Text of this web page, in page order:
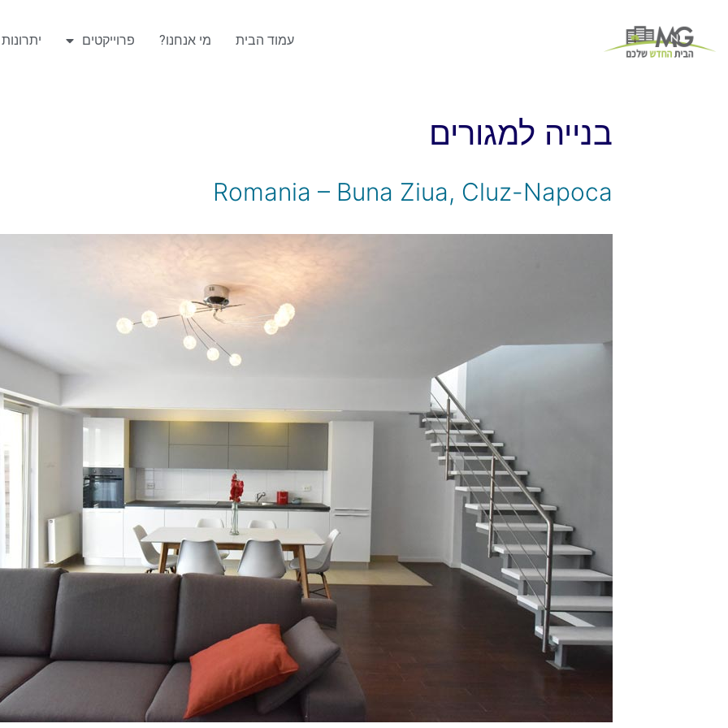
עמוד הבית מי אנחנו? פרוייקטים יתרונות
בנייה למגורים
Romania – Buna Ziua, Cluz-Napoca